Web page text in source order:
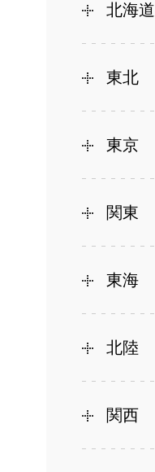
北海道
東北
東京
関東
東海
北陸
関西